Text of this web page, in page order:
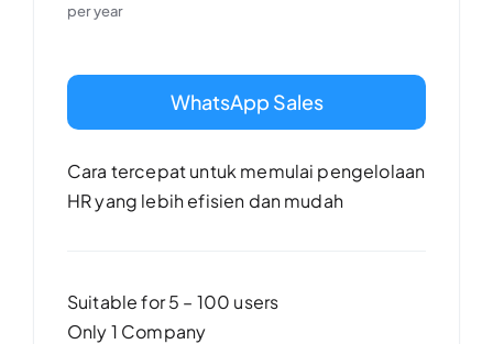
per year
WhatsApp Sales
Cara tercepat untuk memulai pengelolaan
HR yang lebih efisien dan mudah
Suitable for 5 – 100 users
Only 1 Company